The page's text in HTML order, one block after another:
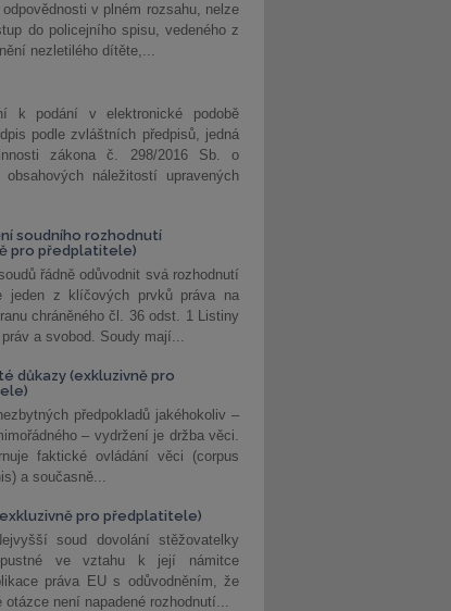
v plném rozsahu, nelze
do policejního spisu, vedeného z
nezletilého dítěte,...
k podání v elektronické podobě
podle zvláštních předpisů, jedná
zákona č. 298/2016 Sb. o
obsahových náležitostí upravených
soudního rozhodnutí
pro předplatitele)
řádně odůvodnit svá rozhodnutí
jeden z klíčových prvků práva na
chráněného čl. 36 odst. 1 Listiny
a svobod. Soudy mají...
důkazy (exkluzivně pro
předpokladů jakéhokoliv –
– vydržení je držba věci.
faktické ovládání věci (corpus
a současně...
pro předplatitele)
soud dovolání stěžovatelky
ve vztahu k její námitce
práva EU s odůvodněním, že
otázce není napadené rozhodnutí...